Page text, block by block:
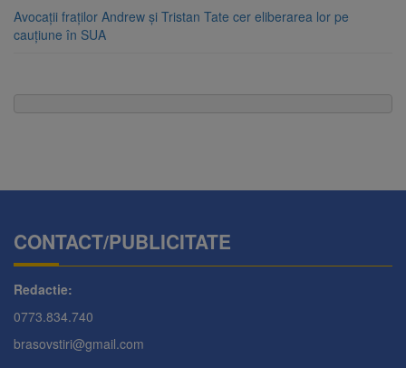
Avocații fraților Andrew și Tristan Tate cer eliberarea lor pe
cauțiune în SUA
CONTACT/PUBLICITATE
Redactie:
0773.834.740
brasovstiri@gmail.com